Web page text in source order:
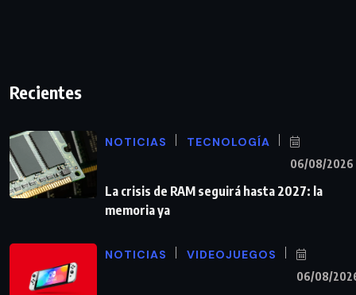
Recientes
NOTICIAS TECNOLOGÍA
06/08/2026
La crisis de RAM seguirá hasta 2027: la
memoria ya
NOTICIAS VIDEOJUEGOS
06/08/